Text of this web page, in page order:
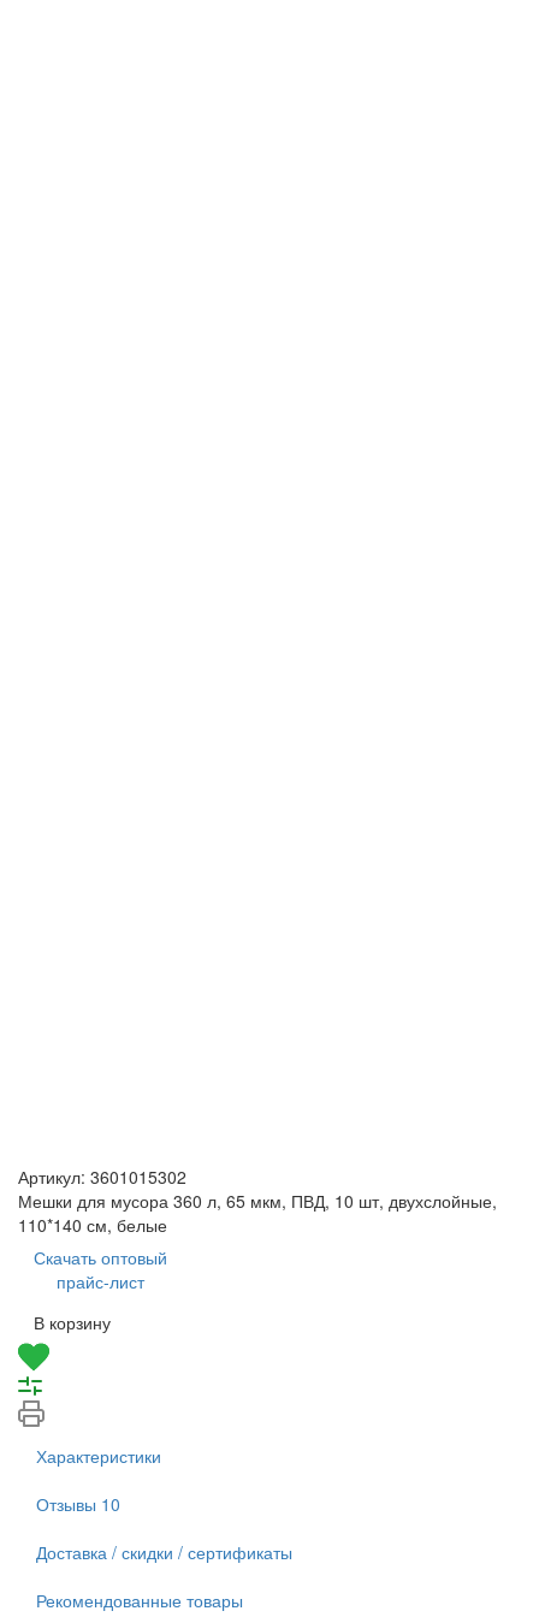
Артикул: 3601015302
Мешки для мусора 360 л, 65 мкм, ПВД, 10 шт, двухслойные,
110*140 см, белые
Скачать оптовый
прайс-лист
В корзину
Характеристики
Отзывы 10
Доставка / скидки / сертификаты
Рекомендованные товары